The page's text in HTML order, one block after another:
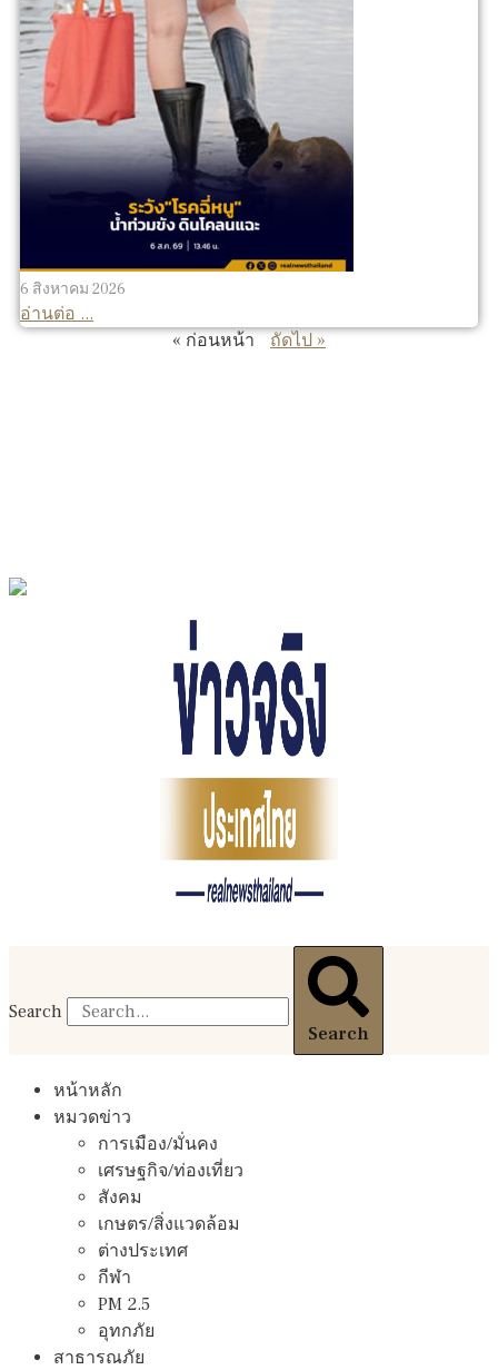
6 สิงหาคม 2026
อ่านต่อ ...
« ก่อนหน้า
ถัดไป »
Search
Search
หน้าหลัก
หมวดข่าว
การเมือง/มั่นคง
เศรษฐกิจ/ท่องเที่ยว
สังคม
เกษตร/สิ่งแวดล้อม
ต่างประเทศ
กีฬา
PM 2.5
อุทกภัย
สาธารณภัย